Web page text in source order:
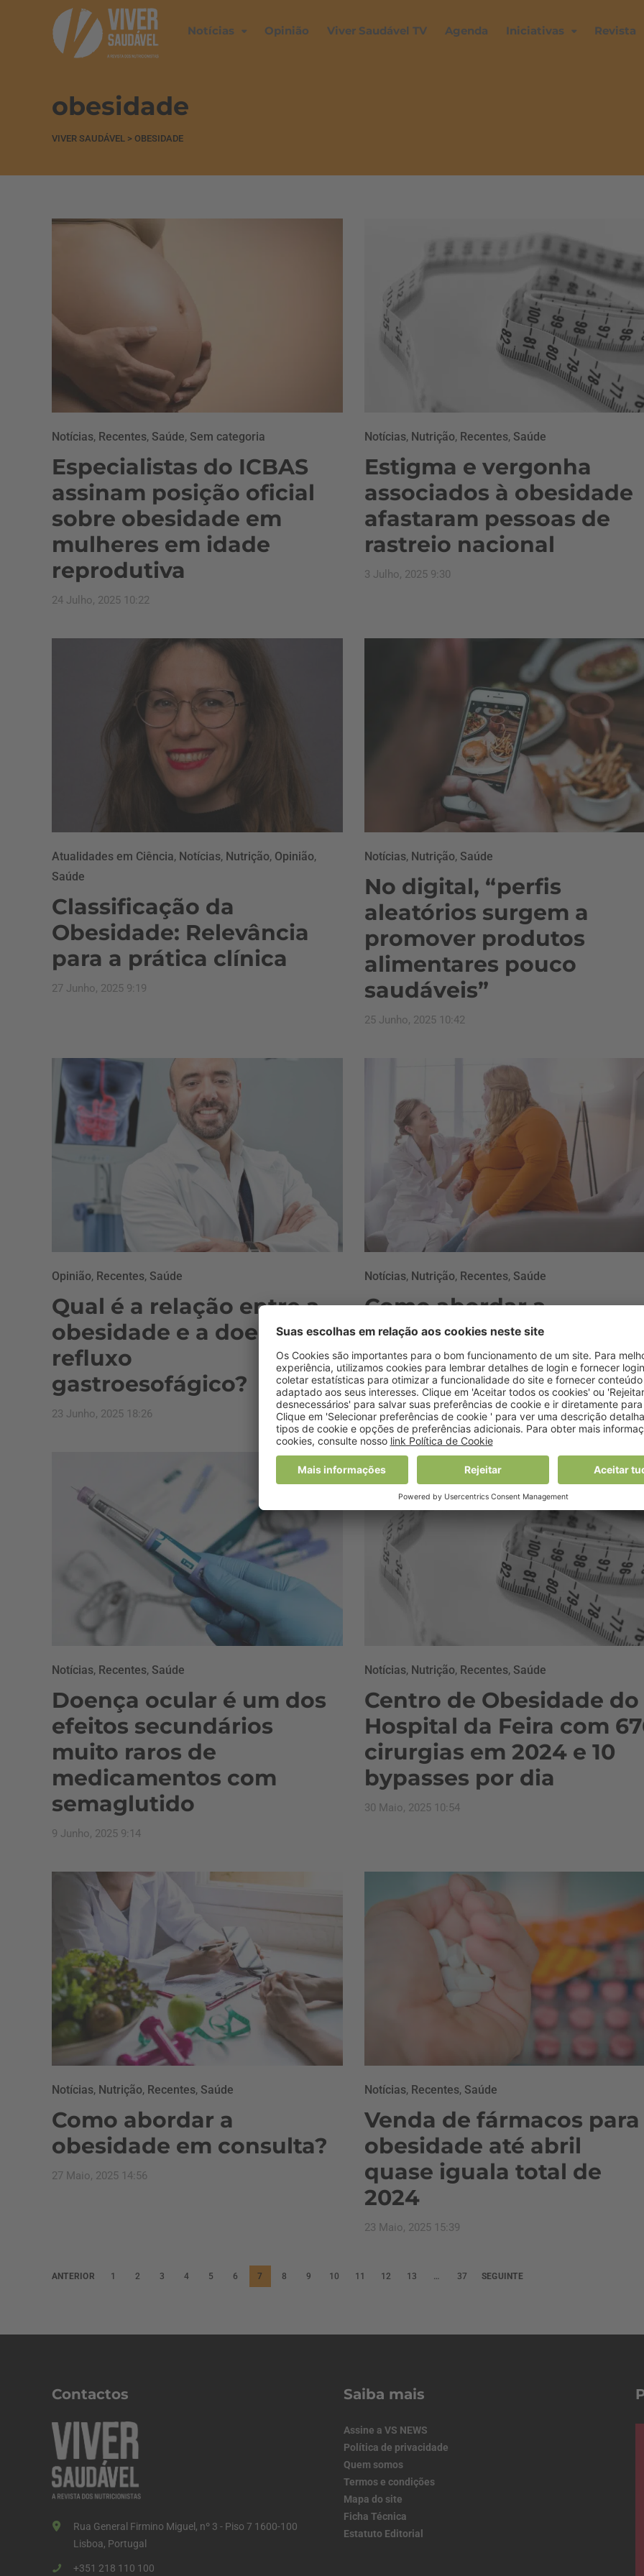
Notícias Opinião Viver Saudável TV Agenda Iniciativas Revista
obesidade
VIVER SAUDÁVEL > OBESIDADE
Notícias, Recentes, Saúde, Sem categoria
Especialistas do ICBAS
assinam posição oficial
sobre obesidade em
mulheres em idade
reprodutiva
24 Julho, 2025 10:22
Notícias, Nutrição, Recentes, Saúde
Estigma e vergonha
associados à obesidade
afastaram pessoas de
rastreio nacional
3 Julho, 2025 9:30
Atualidades em Ciência, Notícias, Nutrição, Opinião,
Saúde
Classificação da
Obesidade: Relevância
para a prática clínica
27 Junho, 2025 9:19
Notícias, Nutrição, Saúde
No digital, “perfis
aleatórios surgem a
promover produtos
alimentares pouco
saudáveis”
25 Junho, 2025 10:42
Opinião, Recentes, Saúde
Qual é a relação entre a
obesidade e a doença do
refluxo
gastroesofágico?
23 Junho, 2025 18:26
Notícias, Nutrição, Recentes, Saúde
Como abordar a
obesidade em consulta?
18 Junho, 2025 9:08
Notícias, Recentes, Saúde
Doença ocular é um dos
efeitos secundários
muito raros de
medicamentos com
semaglutido
9 Junho, 2025 9:14
Notícias, Nutrição, Recentes, Saúde
Centro de Obesidade do
Hospital da Feira com
cirurgias em 2024 e 10
bypasses por dia
30 Maio, 2025 10:54
Notícias, Nutrição, Recentes, Saúde
Como abordar a
obesidade em consulta?
27 Maio, 2025 14:56
Notícias, Recentes, Saúde
Venda de fármacos para
obesidade até abril
quase iguala total de
2024
23 Maio, 2025 15:39
P
a
ã
o
d
o
s
o
ANTERIOR 1 2 3 4 5 6 7 8 9 10 11 12 13 … 37 SEGUINTE
Contactos
Rua General Firmino Miguel, nº 3 - Piso 7 1600-100
Lisboa, Portugal
+351 218 110 100
Saiba mais
Assine a VS NEWS
Política de privacidade
Quem somos
Termos e condições
Mapa do site
Ficha Técnica
Estatuto Editorial